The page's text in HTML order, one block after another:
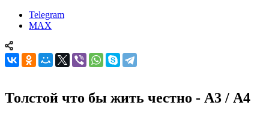
Telegram
MAX
Толстой что бы жить честно - А3 / А4